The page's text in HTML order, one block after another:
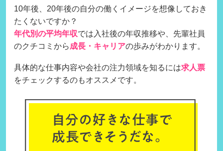
10年後、20年後の自分の働くイメージを想像しておき
たくないですか？
年代別の平均年収では入社後の年収推移や、先輩社員
のクチコミから成長・キャリアの歩みがわかります。
具体的な仕事内容や会社の注力領域を知るには求人票
をチェックするのもオススメです。